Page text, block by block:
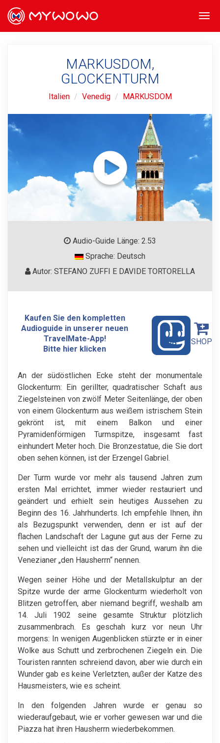
MARKUSDOM,
GLOCKENTURM
Italien Venedig MARKUSDOM
Audio-Guide Länge: 2.53
Sprache: Deutsch
Autor: STEFANO ZUFFI E DAVIDE TORTORELLA
Kaufen Sie den kompletten
Audioguide in unserer neuen
TravelMate-App!
Bitte hier klicken
SHOP
An der südöstlichen Ecke steht der monumentale
Glockenturm: Ein gerillter, quadratischer Schaft aus
Ziegelsteinen von zwölf Meter Seitenlänge, der oben
von einem Glockenturm aus weißem istrischem Stein
gekrönt ist, mit einem Balkon und einer
Pyramidenförmigen Turmspitze, insgesamt fast
einhundert Meter hoch. Die Bronzestatue, die Sie dort
oben sehen können, ist der Erzengel Gabriel.
Der Turm wurde vor mehr als tausend Jahren zum
ersten Mal errichtet, immer wieder restauriert und
geändert und erhielt sein heutiges Aussehen zu
Beginn des 16. Jahrhunderts. Ich empfehle Ihnen, ihn
als Bezugspunkt verwenden, denn er ist auf der
flachen Landschaft der Lagune gut aus der Ferne zu
sehen und vielleicht ist das der Grund, warum ihn die
Venezianer „den Hausherrn“ nennen.
Wegen seiner Höhe und der Metallskulptur an der
Spitze wurde der arme Glockenturm wiederholt von
Blitzen getroffen, aber niemand begriff, weshalb am
14. Juli 1902 seine gesamte Struktur plötzlich
zusammenbrach. Es geschah kurz vor neun Uhr
morgens: In wenigen Augenblicken stürzte er in einer
Wolke aus Schutt und zerbrochenen Ziegeln ein. Die
Touristen rannten schreiend davon, aber wie durch ein
Wunder gab es keine Verletzten, außer der Katze des
Hausmeisters, wie es scheint.
In den folgenden Jahren wurde er genau so
wiederaufgebaut, wie er vorher gewesen war und die
Piazza hat ihren Hausherrn wiederbekommen.